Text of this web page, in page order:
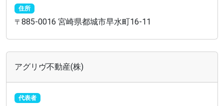
住所
〒 885-0016 宮崎県都城市早水町16-11
アグリヴ不動産(株)
代表者